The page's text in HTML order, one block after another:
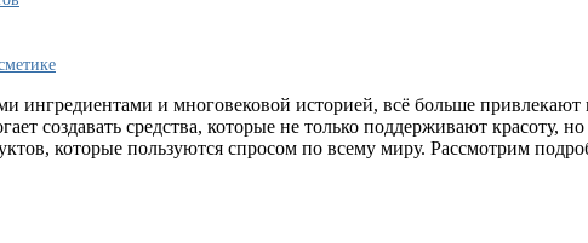
ингредиентами и многовековой историей, всё больше
создавать средства, которые не только поддерживают красоту,
которые пользуются спросом по всему миру. Рассмотрим